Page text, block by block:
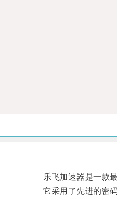
乐飞加速器是一款最
它采用了先进的密码